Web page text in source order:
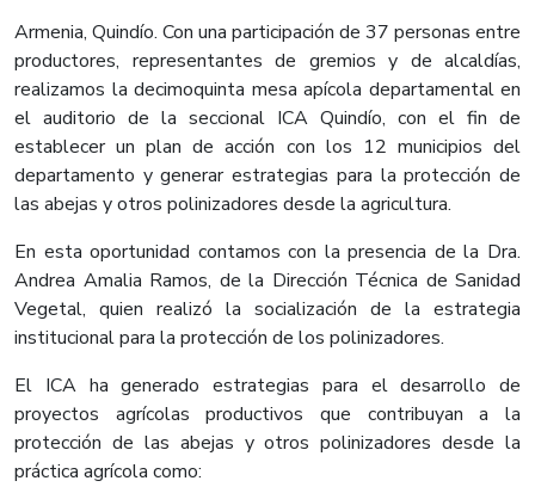
Armenia, Quindío. Con una participación de 37 personas entre
productores, representantes de gremios y de alcaldías,
realizamos la decimoquinta mesa apícola departamental en
el auditorio de la seccional ICA Quindío, con el fin de
establecer un plan de acción con los 12 municipios del
departamento y generar estrategias para la protección de
las abejas y otros polinizadores desde la agricultura.
En esta oportunidad contamos con la presencia de la Dra.
Andrea Amalia Ramos, de la Dirección Técnica de Sanidad
Vegetal, quien realizó la socialización de la estrategia
institucional para la protección de los polinizadores.
El ICA ha generado estrategias para el desarrollo de
proyectos agrícolas productivos que contribuyan a la
protección de las abejas y otros polinizadores desde la
práctica agrícola como: